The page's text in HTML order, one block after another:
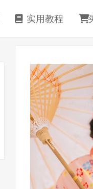
实用教程